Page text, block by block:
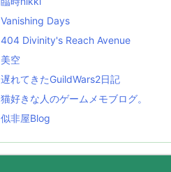
Vanishing Days
404 Divinity's Reach Avenue
美空
遅れてきたGuildWars2日記
猫好きな人のゲームメモブログ。
似非屋Blog